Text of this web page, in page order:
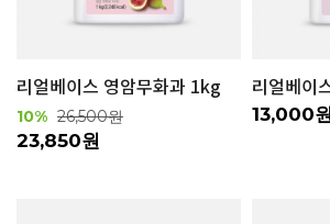
리얼베이스 영암무화과 1kg
10% 26,500원
23,850원
리얼베이
13,000원